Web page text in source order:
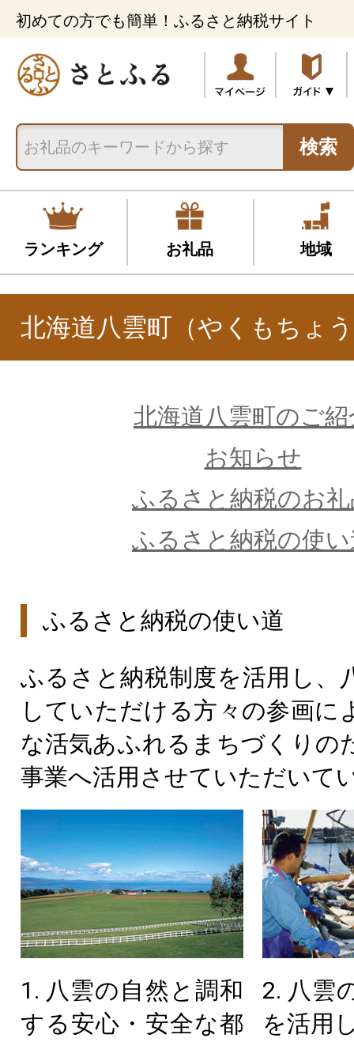
初めての方でも簡単！ふるさと納税サイト
検索
ランキング お礼品 地域
北海道八雲町（やくもちょ
北海道八雲町のご紹
お知らせ
ふるさと納税のお
ふるさと納税の使
ふるさと納税の使い道
ふるさと納税制度を活用し、
していただける方々の参画に
な活気あふれるまちづくりの
事業へ活用させていただいて
1. 八雲の自然と調和
する安心・安全な都
2. 八雲
を活用